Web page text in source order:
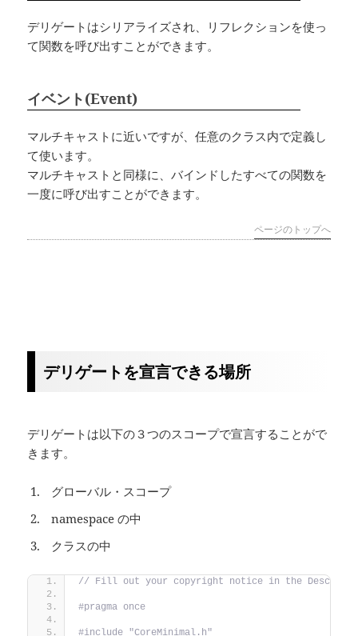
デリゲートはシリアライズされ、リフレクションを使っ
て関数を呼び出すことができます。
イベント(Event)
マルチキャストに近いですが、任意のクラス内で定義し
て使います。
マルチキャストと同様に、バインドしたすべての関数を
一度に呼び出すことができます。
ページのトップへ
デリゲートを宣言できる場所
デリゲートは以下の３つのスコープで宣言することがで
きます。
グローバル・スコープ
namespace の中
クラスの中
// Fill out your copyright notice in the
#pragma once
#include "CoreMinimal.h"